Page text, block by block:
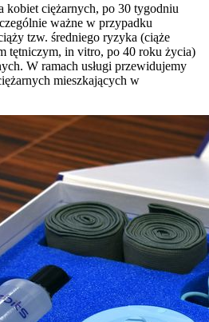
kobiet ciężarnych, po 30 tygodniu
ważne w przypadku
tzw. średniego ryzyka (ciąże
tętniczym, in vitro, po 40 roku życia)
W ramach usługi przewidujemy
mieszkających w